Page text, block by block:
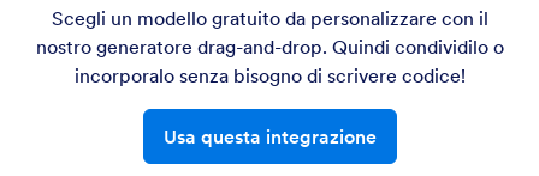
Scegli un modello gratuito da personalizzare con il
nostro generatore drag-and-drop. Quindi condividilo o
incorporalo senza bisogno di scrivere codice!
Usa questa integrazione